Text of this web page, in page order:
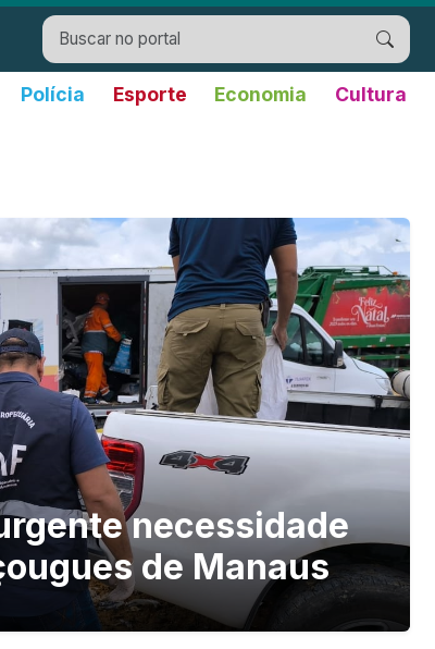
Polícia Esporte Economia Cultura
necessidade
de Manaus